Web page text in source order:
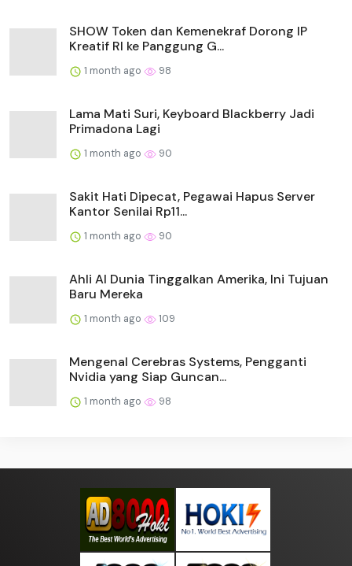
SHOW Token dan Kemenekraf Dorong IP
Kreatif RI ke Panggung G...
1 month ago 98
Lama Mati Suri, Keyboard Blackberry Jadi
Primadona Lagi
1 month ago 90
Sakit Hati Dipecat, Pegawai Hapus Server
Kantor Senilai Rp11...
1 month ago 90
Ahli AI Dunia Tinggalkan Amerika, Ini Tujuan
Baru Mereka
1 month ago 109
Mengenal Cerebras Systems, Pengganti
Nvidia yang Siap Guncan...
1 month ago 98